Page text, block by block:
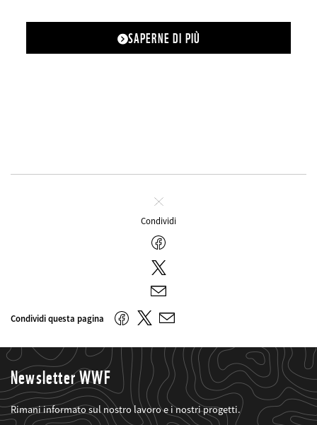
SAPERNE DI PIÙ
Chiudi
Condividi
Facebook
Twitter
E-
mail
Condividi questa pagina FacebookTwitter
E-
Newsletter WWF
Rimani informato sul nostro lavoro e i nostri progetti.